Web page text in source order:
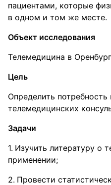
пациентами, которые
в одном и том же месте.
Объект исследования
Телемедицина в
Цель
Определить потребность
телемедицинских
Задачи
Изучить литературу о
применении;
Провести